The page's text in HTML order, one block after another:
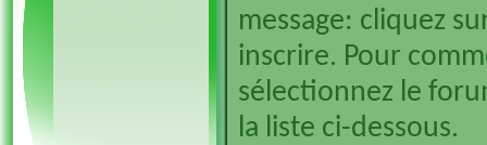
message: cliquez
inscrire. Pour
sélectionnez le
la liste ci-dessous.